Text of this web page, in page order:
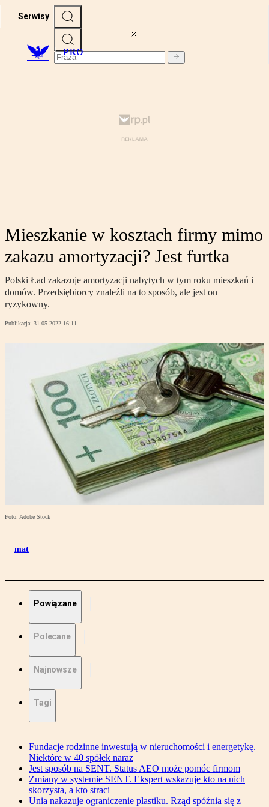
Serwisy
PRO
Mieszkanie w kosztach firmy mimo
zakazu amortyzacji? Jest furtka
Polski Ład zakazuje amortyzacji nabytych w tym roku mieszkań i
domów. Przedsiębiorcy znaleźli na to sposób, ale jest on
ryzykowny.
Publikacja: 31.05.2022 16:11
Foto: Adobe Stock
mat
Powiązane
Polecane
Najnowsze
Tagi
Fundacje rodzinne inwestują w nieruchomości i energetykę.
Niektóre w 40 spółek naraz
Jest sposób na SENT. Status AEO może pomóc firmom
Zmiany w systemie SENT. Ekspert wskazuje kto na nich
skorzysta, a kto straci
Unia nakazuje ograniczenie plastiku. Rząd spóźnia się z